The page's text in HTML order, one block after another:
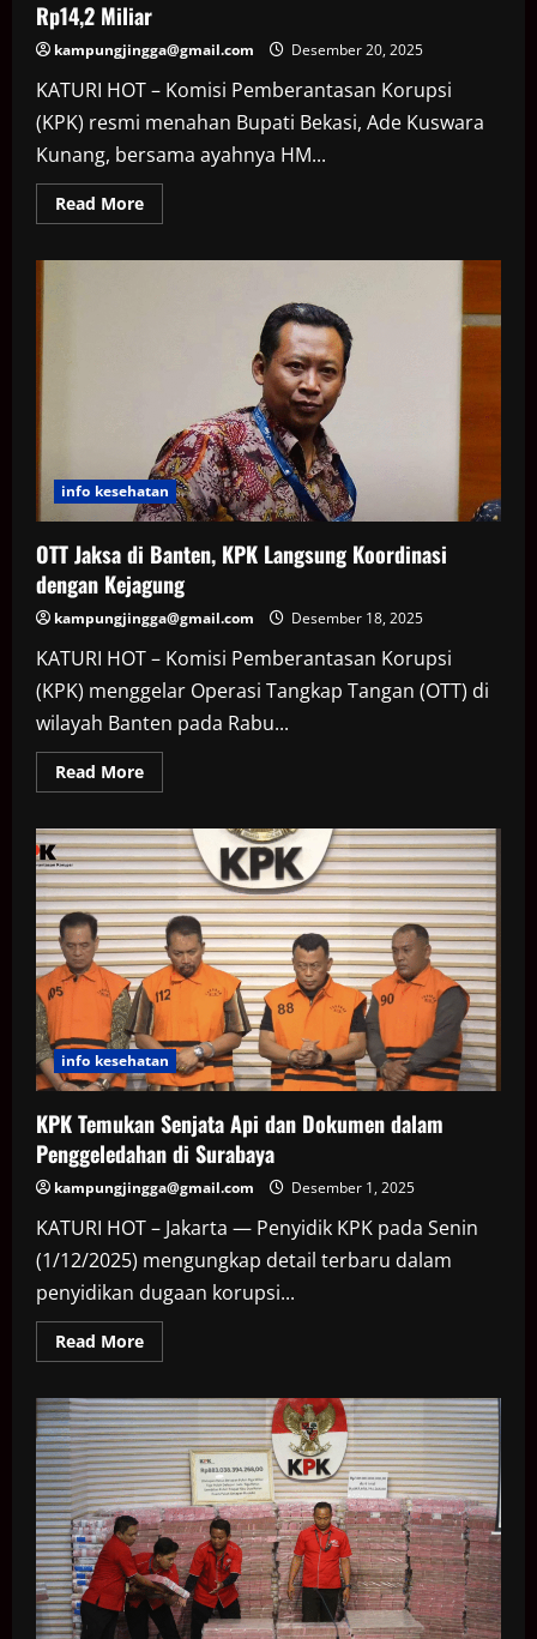
Rp14,2 Miliar
kampungjingga@gmail.com Desember 20, 2025
KATURI HOT – Komisi Pemberantasan Korupsi
(KPK) resmi menahan Bupati Bekasi, Ade Kuswara
Kunang, bersama ayahnya HM...
Read MoreRead
more
info kesehatan
OTT Jaksa di Banten, KPK Langsung Koordinasi
dengan Kejagung
kampungjingga@gmail.com Desember 18, 2025
KATURI HOT – Komisi Pemberantasan Korupsi
(KPK) menggelar Operasi Tangkap Tangan (OTT) di
wilayah Banten pada Rabu...
Read MoreRead
more
Jaksa
di
Banten,
KPK
Langsung
Koordinasi
dengan
Kejagung
info kesehatan
KPK Temukan Senjata Api dan Dokumen dalam
Penggeledahan di Surabaya
kampungjingga@gmail.com Desember 1, 2025
KATURI HOT – Jakarta — Penyidik KPK pada Senin
(1/12/2025) mengungkap detail terbaru dalam
penyidikan dugaan korupsi...
Read MoreRead
more
Temukan
Senjata
Api
dan
Dokumen
dalam
Penggeledahan
di
Surabaya